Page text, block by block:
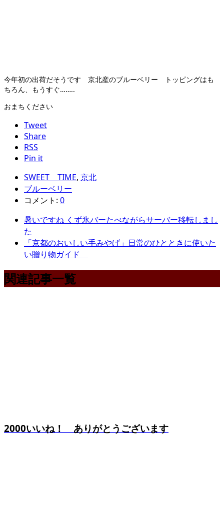
今年初の出荷だそうです 京北産のブルーベリー トッピングはも
ちろん、もうすぐ……..
おまちください
Tweet
Share
RSS
Pin it
SWEET TIME, 京北
ブルーベリー
コメント: 0
暑いですね くず氷バーたべながらサーバー移転しまし
た
「京都のおいしい手みやげ」日常のひとときに使いた
い贈り物ガイド
関連記事一覧
2000いいね！ ありがとうございます